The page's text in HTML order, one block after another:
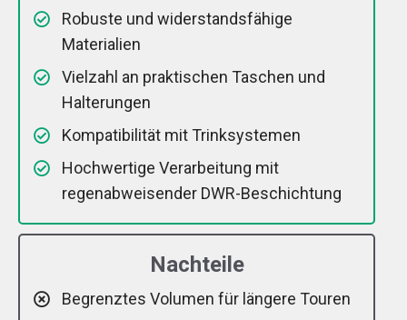
Robuste und widerstandsfähige
Materialien
Vielzahl an praktischen Taschen und
Halterungen
Kompatibilität mit Trinksystemen
Hochwertige Verarbeitung mit
regenabweisender DWR-Beschichtung
Nachteile
Begrenztes Volumen für längere Touren